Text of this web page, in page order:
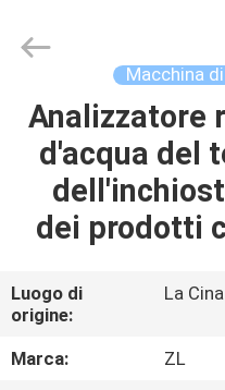
CASA
PRODOTTI
CIRCA
NOI
Instrument
Technology
Rights
Reserved.
Macchina
Analizzatore
d'acqua del
dei prodotti
Luogo di
origine:
La Cina
Marca:
ZL